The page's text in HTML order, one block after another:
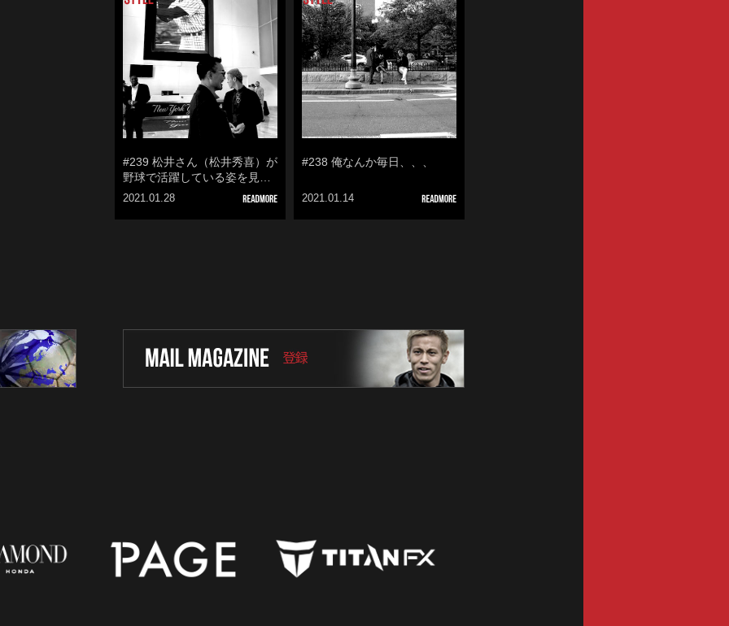
#239 松井さん（松井秀喜）が
野球で活躍している姿を見…
2021.01.28
#238 俺なんか毎日、、、
2021.01.14